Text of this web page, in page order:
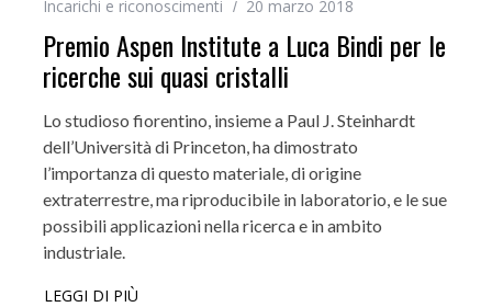
Incarichi e riconoscimenti 20 marzo 2018
Premio Aspen Institute a Luca Bindi per le
ricerche sui quasi cristalli
Lo studioso fiorentino, insieme a Paul J. Steinhardt
dell’Università di Princeton, ha dimostrato
l’importanza di questo materiale, di origine
extraterrestre, ma riproducibile in laboratorio, e le sue
possibili applicazioni nella ricerca e in ambito
industriale.
LEGGI DI PIÙ